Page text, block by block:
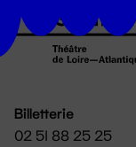
Billetterie
02 51 88 25 25